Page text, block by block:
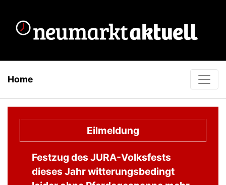
Home
Eilmeldung
Festzug des JURA-Volksfests
dieses Jahr witterungsbedingt